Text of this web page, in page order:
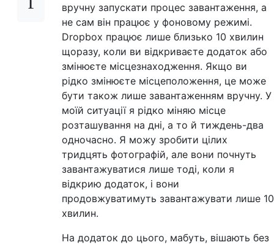
вручну запускати процес завантаження, а
не сам він працює у фоновому режимі.
Dropbox працює лише близько 10 хвилин
щоразу, коли ви відкриваєте додаток або
змінюєте місцезнаходження. Якщо ви
рідко змінюєте місцеположення, це може
бути також лише завантаженням вручну. У
моїй ситуації я рідко міняю місце
розташування на дні, а то й тиждень-два
одночасно. Я можу зробити цілих
тридцять фотографій, але вони почнуть
завантажуватися лише тоді, коли я
відкрию додаток, і вони
продовжуватимуть завантажувати лише 10
хвилин.
На додаток до цього, мабуть, вішають без